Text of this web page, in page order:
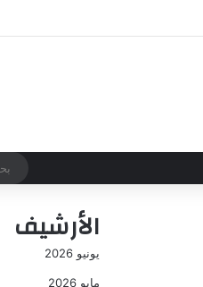
الأرشيف
يونيو 2026
مايو 2026